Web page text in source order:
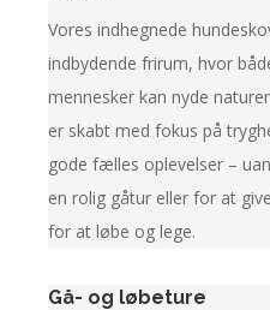
Vores indhegnede
indbydende frirum, hvor
mennesker kan nyde
er skabt med fokus på
gode fælles oplevelser –
en rolig gåtur eller for at
for at løbe og lege.
Gå- og løbeture